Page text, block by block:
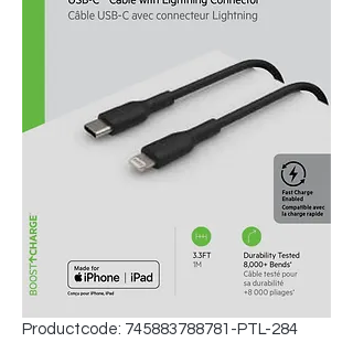
Productcode: 745883788781-PTL-284